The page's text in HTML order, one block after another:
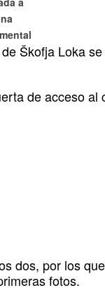
Škofja Loka
de acceso al
dos, por los
fotos.